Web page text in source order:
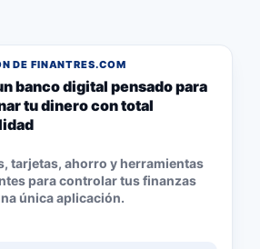
DE FINANTRES.COM
banco digital pensado para
tu dinero con total
tarjetas, ahorro y herramientas
para controlar tus finanzas
única aplicación.